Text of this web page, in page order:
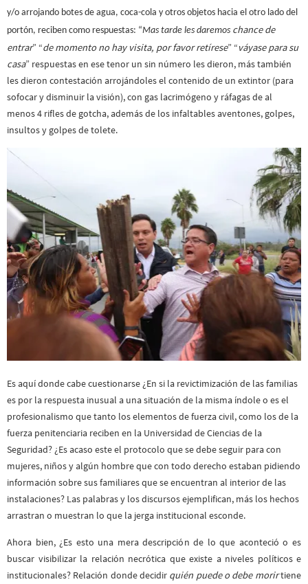
y/o arrojando botes de agua, coca-cola y otros objetos hacia el otro lado del
portón, reciben como respuestas: “Mas tarde les daremos chance de
entrar” “de momento no hay visita, por favor retírese” “váyase para su
casa” respuestas en ese tenor un sin número les dieron, más también
les dieron contestación arrojándoles el contenido de un extintor (para
sofocar y disminuir la visión), con gas lacrimógeno y ráfagas de al
menos 4 rifles de gotcha, además de los infaltables aventones, golpes,
insultos y golpes de tolete.
Es aquí donde cabe cuestionarse ¿En si la revictimización de las familias
es por la respuesta inusual a una situación de la misma índole o es el
profesionalismo que tanto los elementos de fuerza civil, como los de la
fuerza penitenciaria reciben en la Universidad de Ciencias de la
Seguridad? ¿Es acaso este el protocolo que se debe seguir para con
mujeres, niños y algún hombre que con todo derecho estaban pidiendo
información sobre sus familiares que se encuentran al interior de las
instalaciones? Las palabras y los discursos ejemplifican, más los hechos
arrastran o muestran lo que la jerga institucional esconde.
Ahora bien, ¿Es esto una mera descripción de lo que aconteció o es
buscar visibilizar la relación necrótica que existe a niveles políticos e
institucionales? Relación donde decidir quién puede o debe morirtiene